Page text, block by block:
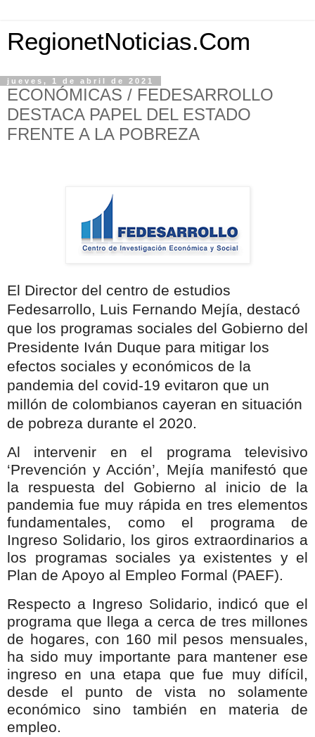
RegionetNoticias.Com
jueves, 1 de abril de 2021
ECONÓMICAS / FEDESARROLLO
DESTACA PAPEL DEL ESTADO
FRENTE A LA POBREZA
El Director del centro de estudios
Fedesarrollo, Luis Fernando Mejía, destacó
que los programas sociales del Gobierno del
Presidente Iván Duque para mitigar los
efectos sociales y económicos de la
pandemia del covid-19 evitaron que un
millón de colombianos cayeran en situación
de pobreza durante el 2020.
Al intervenir en el programa televisivo
‘Prevención y Acción’, Mejía manifestó que
la respuesta del Gobierno al inicio de la
pandemia fue muy rápida en tres elementos
fundamentales, como el programa de
Ingreso Solidario, los giros extraordinarios a
los programas sociales ya existentes y el
Plan de Apoyo al Empleo Formal (PAEF).
Respecto a Ingreso Solidario, indicó que el
programa que llega a cerca de tres millones
de hogares, con 160 mil pesos mensuales,
ha sido muy importante para mantener ese
ingreso en una etapa que fue muy difícil,
desde el punto de vista no solamente
económico sino también en materia de
empleo.